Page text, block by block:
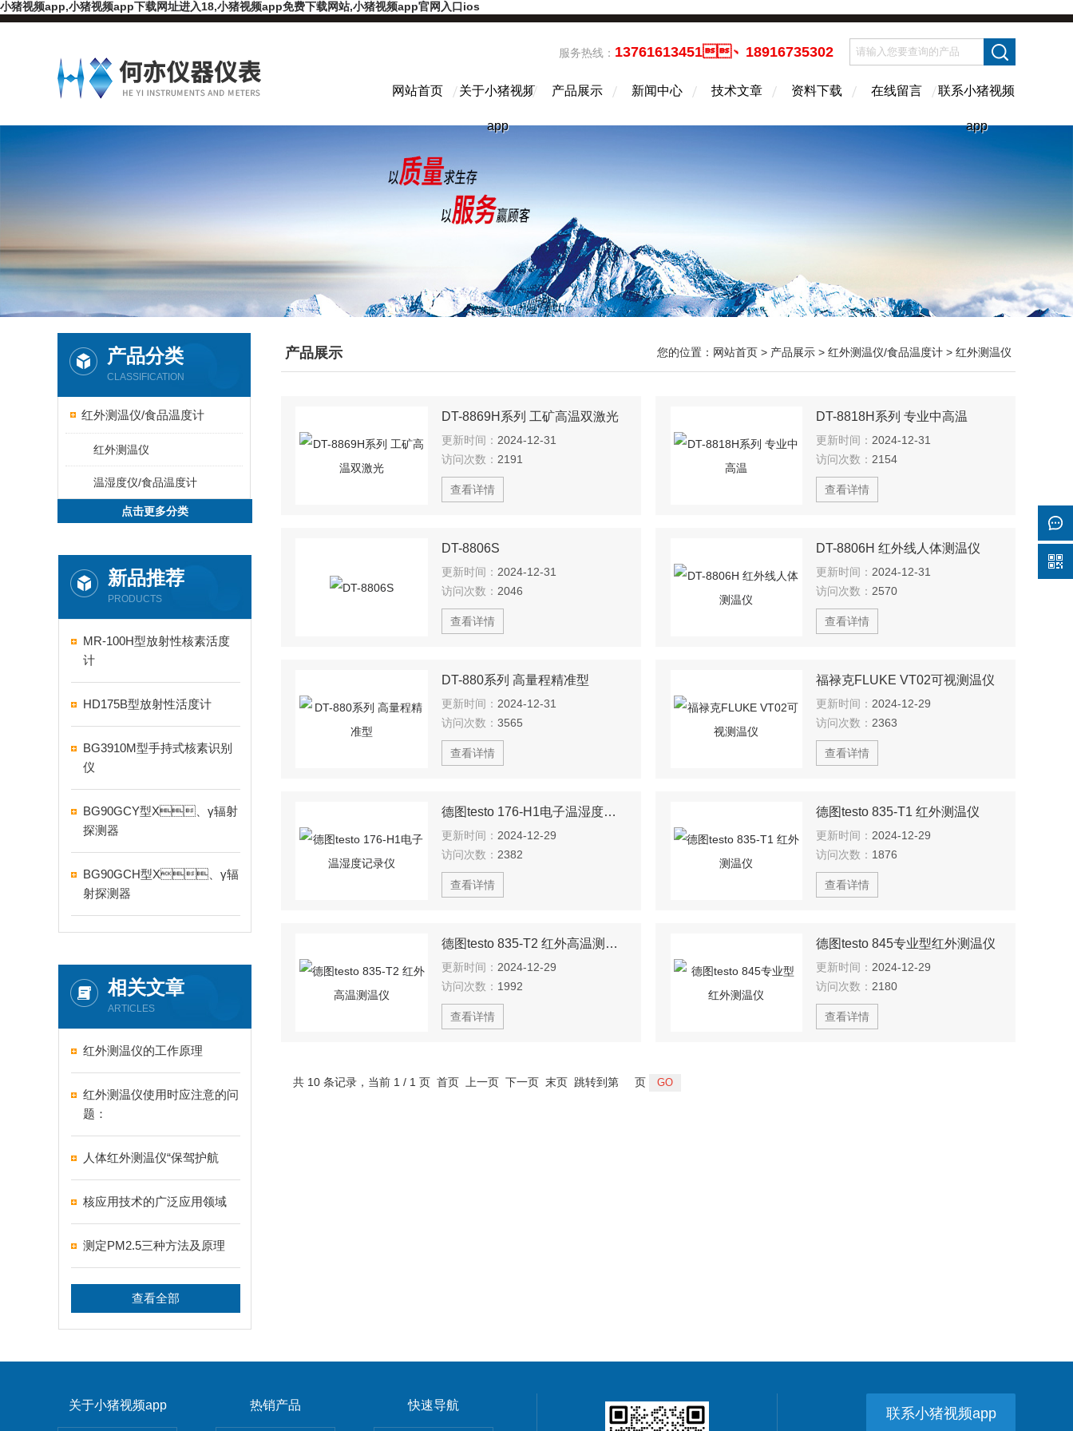
小猪视频app,小猪视频app下载网址进入18,小猪视频app免费下载网站,小猪视频app官网入口ios
服务热线： 13761613451、18916735302
网站首页 关于小猪视频
app
产品展示 新闻中心 技术文章 资料下载 在线留言 联系小猪视频
app
产品分类
CLASSIFICATION
红外测温仪/食品温度计
红外测温仪
温湿度仪/食品温度计
点击更多分类
新品推荐
PRODUCTS
MR-100H型放射性核素活度
计
HD175B型放射性活度计
BG3910M型手持式核素识别
仪
BG90GCY型X、γ辐射
探测器
BG90GCH型X、γ辐
射探测器
相关文章
ARTICLES
红外测温仪的工作原理
红外测温仪使用时应注意的问
题：
人体红外测温仪“保驾护航
核应用技术的广泛应用领域
测定PM2.5三种方法及原理
查看全部
产品展示 您的位置： 网站首页 > 产品展示 > 红外测温仪/食品温度计 > 红外测温仪
DT-8869H系列 工矿高温双激光
更新时间： 2024-12-31
访问次数： 2191
查看详情
DT-8818H系列 专业中高温
更新时间： 2024-12-31
访问次数： 2154
查看详情
DT-8806S
更新时间： 2024-12-31
访问次数： 2046
查看详情
DT-8806H 红外线人体测温仪
更新时间： 2024-12-31
访问次数： 2570
查看详情
DT-880系列 高量程精准型
更新时间： 2024-12-31
访问次数： 3565
查看详情
福禄克FLUKE VT02可视测温仪
更新时间： 2024-12-29
访问次数： 2363
查看详情
德图testo 176-H1电子温湿度记录仪
更新时间： 2024-12-29
访问次数： 2382
查看详情
德图testo 835-T1 红外测温仪
更新时间： 2024-12-29
访问次数： 1876
查看详情
德图testo 835-T2 红外高温测温仪
更新时间： 2024-12-29
访问次数： 1992
查看详情
德图testo 845专业型红外测温仪
更新时间： 2024-12-29
访问次数： 2180
查看详情
共 10 条记录，当前 1 / 1 页 首页 上一页 下一页 末页 跳转到第 页
关于小猪视频app 热销产品 快速导航
联系小猪视频app